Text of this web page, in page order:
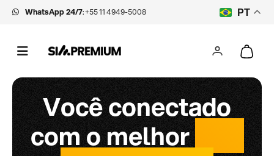
WhatsApp 24/7:+55 11 4949-5008 PT
Você conectado
com o melhor